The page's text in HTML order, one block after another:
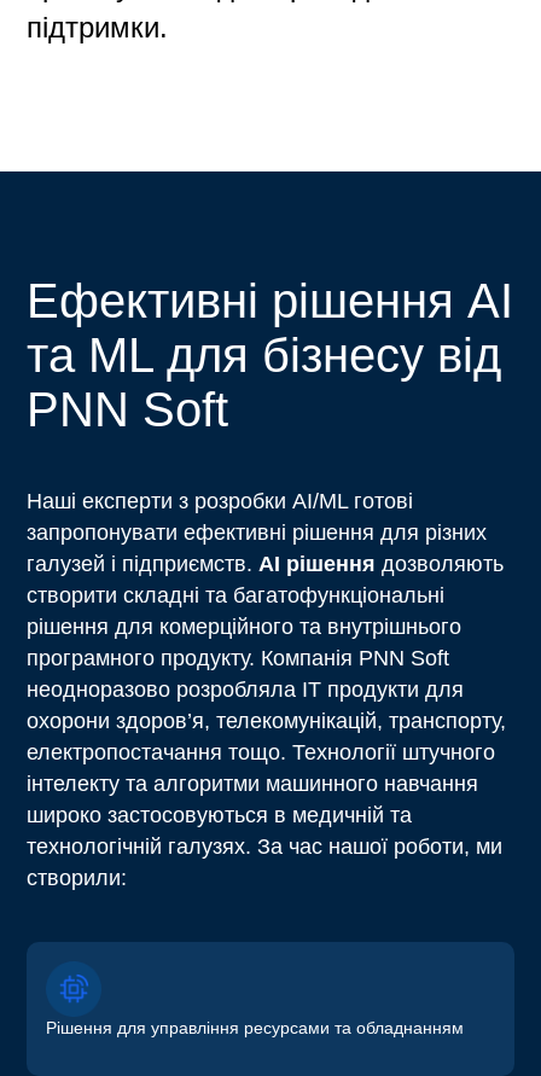
підтримки.
Ефективні рішення AI
та ML для бізнесу від
PNN Soft
Наші експерти з розробки AI/ML готові
запропонувати ефективні рішення для різних
галузей і підприємств.AI рішення дозволяють
створити складні та багатофункціональні
рішення для комерційного та внутрішнього
програмного продукту. Компанія PNN Soft
неодноразово розробляла ІТ продукти для
охорони здоров’я, телекомунікацій, транспорту,
електропостачання тощо. Технології штучного
інтелекту та алгоритми машинного навчання
широко застосовуються в медичній та
технологічній галузях. За час нашої роботи, ми
створили:
Рішення для управління ресурсами та обладнанням